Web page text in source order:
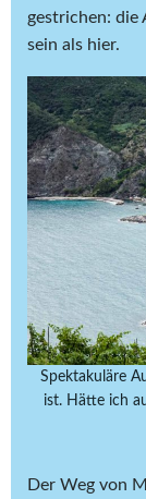
gestrichen: die
sein als hier.
Spektakuläre
ist. Hätte ich
Der Weg von